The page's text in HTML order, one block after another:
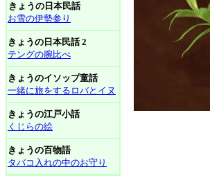
きょうの日本民話
お雪の伊勢参り
きょうの日本民話 2
テングの腕比べ
きょうのイソップ童話
一緒に旅をするロバとイヌ
きょうの江戸小話
くじらの絵
きょうの百物語
タバコ入れの中のお守り